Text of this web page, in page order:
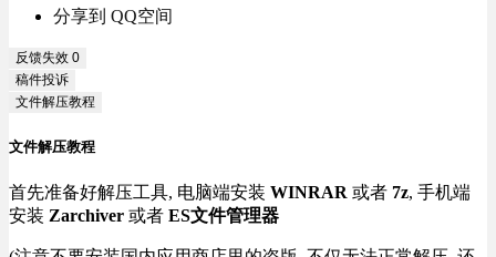
分享到 QQ空间
反馈失效 0
稿件投诉
文件解压教程
文件解压教程
首先准备好解压工具, 电脑端安装 WINRAR 或者 7z, 手机端
安装 Zarchiver 或者 ES文件管理器